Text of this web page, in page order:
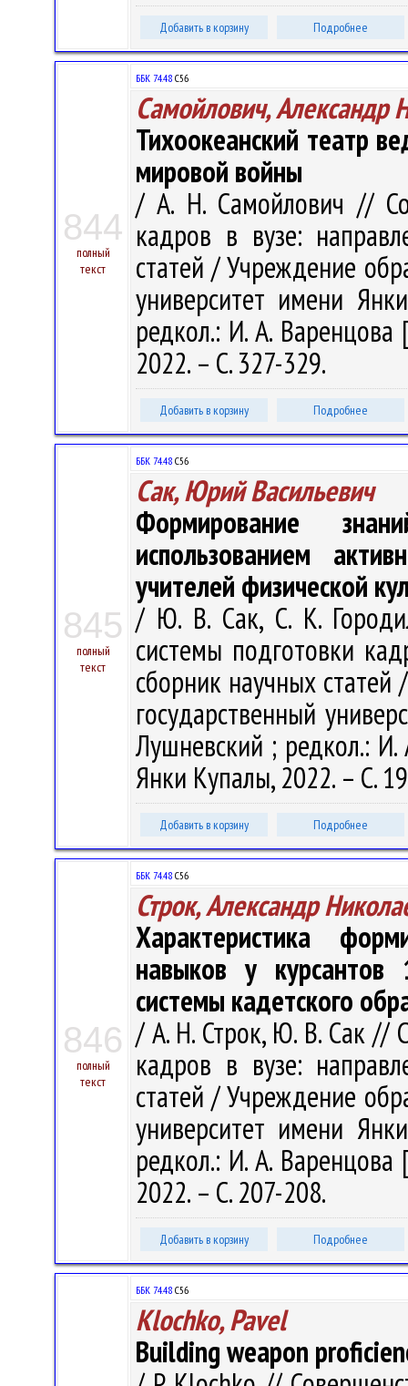
Добавить в корзину Подробнее
844
полный
текст
ББК 74.48 С56
Самойлович, Александр
Тихоокеанский театр
мировой войны
/ А. Н. Самойлович //
кадров в вузе:
статей / Учреждение
университет имени
редкол.: И. А.
2022. – С. 327-329.
Добавить в корзину Подробнее
845
полный
текст
ББК 74.48 С56
Сак, Юрий Васильевич
Формирование
использованием
учителей физической
/ Ю. В. Сак, С. К.
системы подготовки
сборник научных
государственный
Лушневский ; редкол.:
Янки Купалы, 2022. – С.
Добавить в корзину Подробнее
846
полный
текст
ББК 74.48 С56
Строк, Александр
Характеристика
навыков у курсантов
системы кадетского
/ А. Н. Строк, Ю. В. Сак //
кадров в вузе:
статей / Учреждение
университет имени
редкол.: И. А.
2022. – С. 207-208.
Добавить в корзину Подробнее
ББК 74.48 С56
Klochko, Pavel
Building weapon